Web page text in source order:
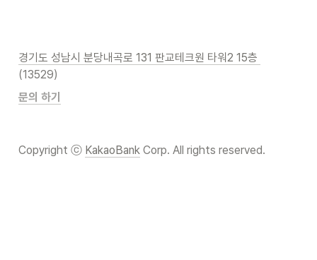
(13529)
문의 하기
Copyright ⓒ KakaoBank Corp. All rights reserved.